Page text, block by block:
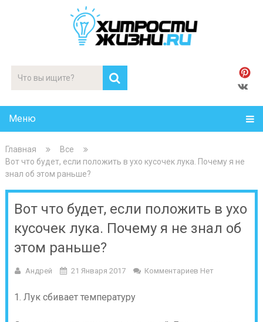
Меню
Главная
Все
Вот что будет, если положить в ухо кусочек лука. Почему я не
знал об этом раньше?
Вот что будет, если положить в ухо
кусочек лука. Почему я не знал об
этом раньше?
Андрей 21 Января 2017 Комментариев Нет
1. Лук сбивает температуру